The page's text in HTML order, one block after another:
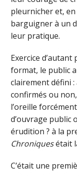
pleurnicher et, en
barguigner à un
leur pratique.
Exercice
format, le public
clairement défini
confirmés ou
l’oreille
d’ouvrage public
érudition ? à la
Chroniquesétait
C’était une